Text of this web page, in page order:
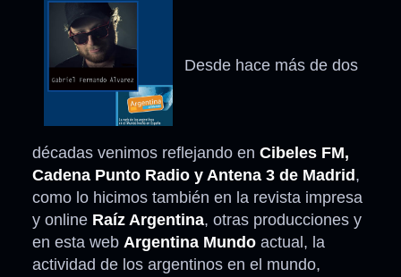
Desde hace más de dos
décadas venimos reflejando en Cibeles FM,
Cadena Punto Radio y Antena 3 de Madrid ,
como lo hicimos también en la revista impresa
y online Raíz Argentina, otras producciones y
en esta web Argentina Mundo actual, la
actividad de los argentinos en el mundo,